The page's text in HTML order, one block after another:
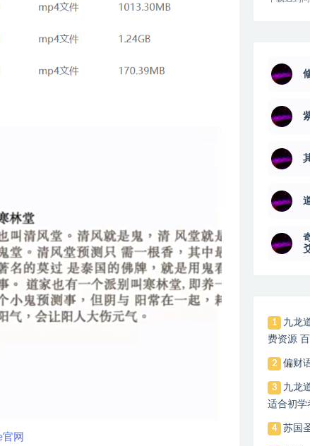
官网
1
九龙
费资源
2 偏财
3
九龙
适合初学
4 苏国